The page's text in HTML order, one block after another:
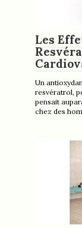
Les
Un
resvératrol,
pensait
chez des